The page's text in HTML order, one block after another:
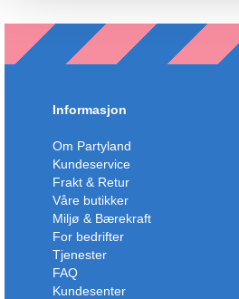
Informasjon
Om Partyland
Kundeservice
Frakt & Retur
Våre butikker
Miljø & Bærekraft
For bedrifter
Tjenester
FAQ
Kundesenter